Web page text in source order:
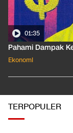
01:35
Pahami Dampak
Ekonomi
TERPOPULER